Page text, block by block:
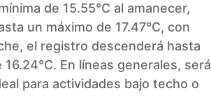
de 15.55°C al amanecer,
un máximo de 17.47°C, con
el registro descenderá hasta
En líneas generales, será
para actividades bajo techo o